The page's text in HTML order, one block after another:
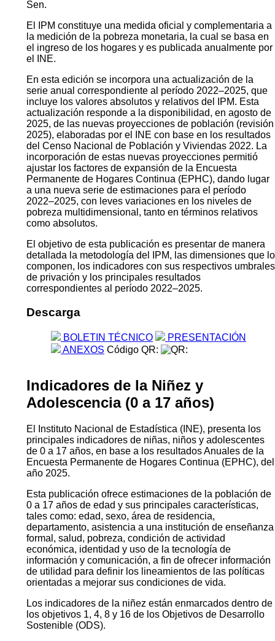
Sen.
El IPM constituye una medida oficial y complementaria a
la medición de la pobreza monetaria, la cual se basa en
el ingreso de los hogares y es publicada anualmente por
el INE.
En esta edición se incorpora una actualización de la
serie anual correspondiente al período 2022–2025, que
incluye los valores absolutos y relativos del IPM. Esta
actualización responde a la disponibilidad, en agosto de
2025, de las nuevas proyecciones de población (revisión
2025), elaboradas por el INE con base en los resultados
del Censo Nacional de Población y Viviendas 2022. La
incorporación de estas nuevas proyecciones permitió
ajustar los factores de expansión de la Encuesta
Permanente de Hogares Continua (EPHC), dando lugar
a una nueva serie de estimaciones para el período
2022–2025, con leves variaciones en los niveles de
pobreza multidimensional, tanto en términos relativos
como absolutos.
El objetivo de esta publicación es presentar de manera
detallada la metodología del IPM, las dimensiones que lo
componen, los indicadores con sus respectivos umbrales
de privación y los principales resultados
correspondientes al período 2022–2025.
Descarga
BOLETIN TÉCNICO
PRESENTACIÓN
ANEXOS Código QR:
Indicadores de la Niñez y
Adolescencia (0 a 17 años)
El Instituto Nacional de Estadística (INE), presenta los
principales indicadores de niñas, niños y adolescentes
de 0 a 17 años, en base a los resultados Anuales de la
Encuesta Permanente de Hogares Continua (EPHC), del
año 2025.
Esta publicación ofrece estimaciones de la población de
0 a 17 años de edad y sus principales características,
tales como: edad, sexo, área de residencia,
departamento, asistencia a una institución de enseñanza
formal, salud, pobreza, condición de actividad
económica, identidad y uso de la tecnología de
información y comunicación, a fin de ofrecer información
de utilidad para definir los lineamientos de las políticas
orientadas a mejorar sus condiciones de vida.
Los indicadores de la niñez están enmarcados dentro de
los objetivos 1, 4, 8 y 16 de los Objetivos de Desarrollo
Sostenible (ODS).